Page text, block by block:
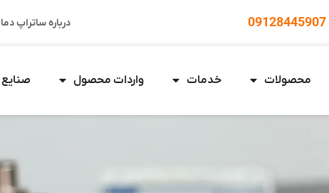
09128445907 درباره ساتراپ دما
محصولات خدمات واردات محصول صنایع